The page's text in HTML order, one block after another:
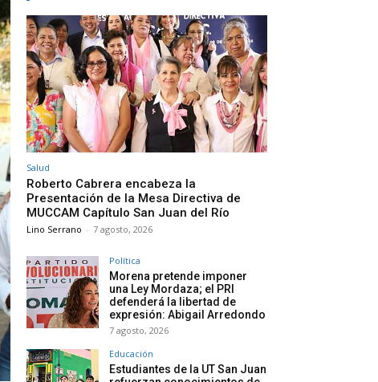
Salud
Roberto Cabrera encabeza la
Presentación de la Mesa Directiva de
MUCCAM Capítulo San Juan del Río
Lino Serrano - 7 agosto, 2026
Política
Morena pretende imponer
una Ley Mordaza; el PRI
defenderá la libertad de
expresión: Abigail Arredondo
7 agosto, 2026
Educación
Estudiantes de la UT San Juan